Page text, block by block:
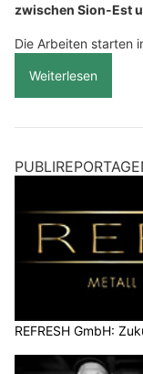
zwischen Sion-Est
Die Arbeiten starten
Weiterlesen
REFRESH GmbH: